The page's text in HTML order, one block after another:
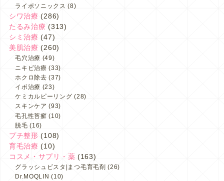
ライポソニックス (8)
シワ治療 (286)
たるみ治療 (313)
シミ治療 (47)
美肌治療 (260)
毛穴治療 (49)
ニキビ治療 (33)
ホクロ除去 (37)
イボ治療 (23)
ケミカルピーリング (28)
スキンケア (93)
毛孔性苔癬 (10)
脱毛 (16)
プチ整形 (108)
育毛治療 (10)
コスメ・サプリ・薬 (163)
グラッシュビスタ|まつ毛育毛剤 (26)
Dr.MOQLIN (10)